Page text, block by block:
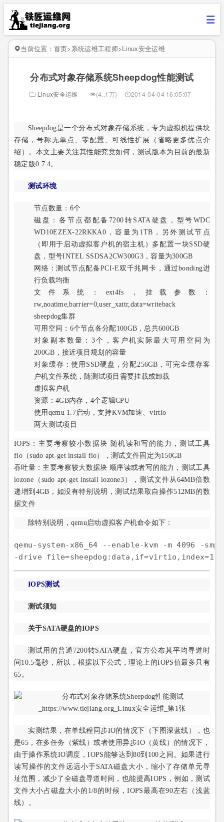
当前位置： 首页> 系统运维工程师>Linux安全运维
分布式对象存储系统Sheepdog性能测试
Linux安全运维 (4..1万) 2014-04-04 16:05:07
Sheepdog是一个分布式对象存储系统，专为虚拟机提供块
存储，号称无单点、零配置、可线性扩展（省略更多优点介
绍）。本文主要关注其性能究竟如何，测试版本为目前的最新
稳定版0.7.4。
测试环境
节点数量：6个
磁盘：各节点都配备7200转SATA硬盘，型号WDC
WD10EZEX-22RKKA0，容量为1TB，另外测试节点
（即用于启动虚拟客户机的宿主机）多配置一块SSD硬
盘，型号INTEL SSDSA2CW300G3，容量为300GB
网络：测试节点配备PCI-E双千兆网卡，通过bonding进
行负载均衡
文件系统：ext4fs，挂载参数：
rw,noatime,barrier=0,user_xattr,data=writeback
sheepdog集群
可用空间：6个节点各分配100GB，总共600GB
对象副本数量：3个，客户机实际最大可用空间为
200GB，接近项目规划的容量
对象缓存：使用SSD硬盘，分配256GB，可完全缓存客
户机文件系统，随测试项目需要挂载或卸载
虚拟客户机
资源：4GB内存，4个逻辑CPU
使用qemu 1.7启动，支持KVM加速、virtio
两大测试项目
IOPS：主要考察较小数据块 随机读和写的能力，测试工具
fio（sudo apt-get install fio），测试文件固定为150GB
吞吐量：主要考察较大数据块 顺序读或者写的能力，测试工具
iozone（sudo apt-get install iozone3），测试文件从64MB倍数
递增到4GB，如没有特别说明，测试结果取自操作512MB的数
据文件
除特别说明，qemu启动虚拟客户机命令如下：
qemu-system-x86_64 --enable-kvm -m 4096
IOPS测试
测试须知
关于SATA硬盘的IOPS
测试用的普通7200转SATA硬盘，官方公布其平均寻道时
间10.5毫秒，所以，根据以下公式，理论上的IOPS值最多只有
65。
实测结果，在单线程同步IO的情况下（下图深蓝线），也
是65，在多任务（紫线）或者使用异步IO（黄线）的情况下，
由于操作系统IO调度，IOPS能够达到80到100之间。如果进行
读写操作的文件远远小于SATA磁盘大小，缩小了存储单元寻
址范围，减少了全磁盘寻道时间，也能提高IOPS，例如，测试
文件大小占磁盘大小的1/8的时候，IOPS最高在90左右（浅蓝
线）。